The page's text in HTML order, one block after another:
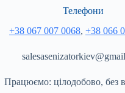
Телефони
+38 067 007 0068, +38 066
Працюємо: цілодобово, без